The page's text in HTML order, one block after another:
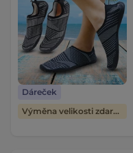
Dáreček
Výměna velikosti zdarma